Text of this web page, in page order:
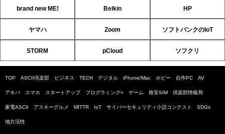
brand new ME! Belkin HP
ヤマハ Zoom ソフトバンクのIoT
STORM pCloud ソフクリ
TOP ASCII倶楽部 ビジネス TECH デジタル iPhone/Mac ホビー 自作PC AV
アキバ スマホ スタートアップ プログラミング+ ゲーム 格安SIM 倶楽部情報局
家電ASCII アスキーグルメ MITTR IoT サイバーセキュリティ小説コンテスト SDGs
地方活性